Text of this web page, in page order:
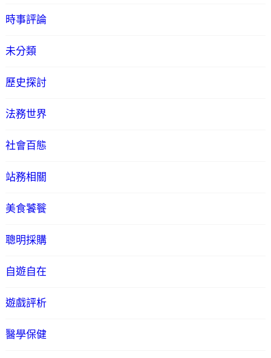
時事評論
未分類
歷史探討
法務世界
社會百態
站務相關
美食饕餮
聰明採購
自遊自在
遊戲評析
醫學保健